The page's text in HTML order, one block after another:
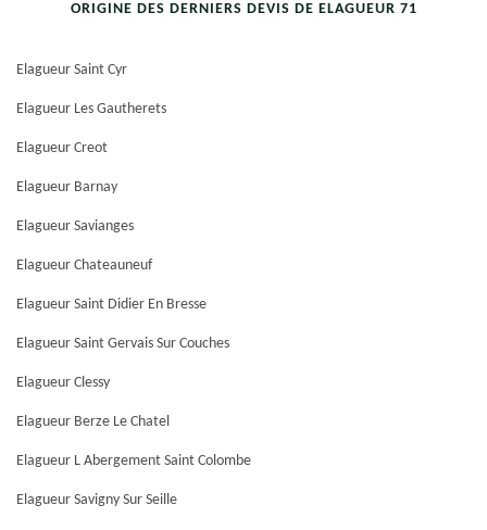
ORIGINE DES DERNIERS DEVIS DE ELAGUEUR 71
Elagueur Saint Cyr
Elagueur Les Gautherets
Elagueur Creot
Elagueur Barnay
Elagueur Savianges
Elagueur Chateauneuf
Elagueur Saint Didier En Bresse
Elagueur Saint Gervais Sur Couches
Elagueur Clessy
Elagueur Berze Le Chatel
Elagueur L Abergement Saint Colombe
Elagueur Savigny Sur Seille